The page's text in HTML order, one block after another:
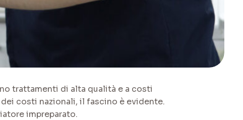
trattamenti di alta qualità e a costi
costi nazionali, il fascino è evidente.
impreparato.